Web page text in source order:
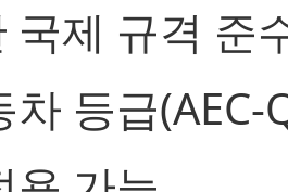
국제 규격 준
차 등급(AEC-